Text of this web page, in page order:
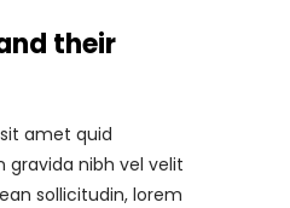
their
amet quid
gravida nibh vel velit
sollicitudin, lorem